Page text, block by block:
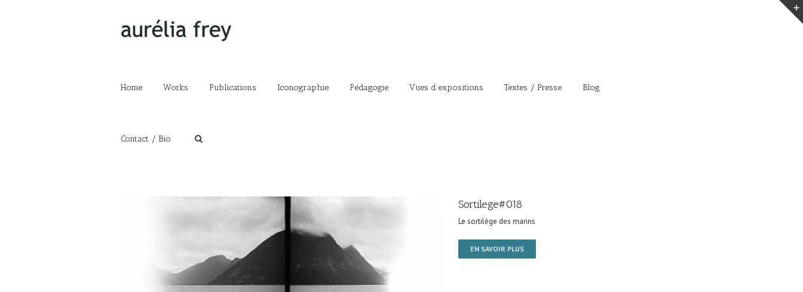
Home Works Publications Iconographie Pédagogie Vues d’expositions Textes / Presse Blog
Contact / Bio
Sortilege#018
Le sortilège des marins
EN SAVOIR PLUS